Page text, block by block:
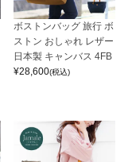
ボストンバッグ 旅行 ボ
ストン おしゃれ レザー
日本製 キャンバス 4FB
¥28,600(税込)